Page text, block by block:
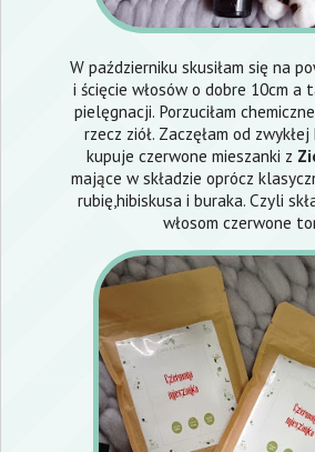
W październiku skusiłam się na
i ścięcie włosów o dobre 10cm a
pielęgnacji. Porzuciłam
rzecz ziół. Zaczęłam od
kupuje czerwone mieszanki z
mające w składzie oprócz
rubię,hibiskusa i buraka. Czyli
włosom czerwone